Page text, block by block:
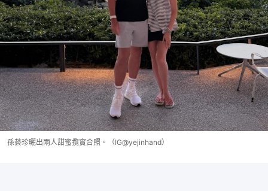
孫藝珍曬出兩人甜蜜攬實合照。（IG@yejinhand）